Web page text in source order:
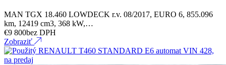
MAN TGX 18.460 LOWDECK r.v. 08/2017, EURO 6, 855.096
km, 12419 cm3, 368 kW,…
€9 800bez DPH
Zobraziť